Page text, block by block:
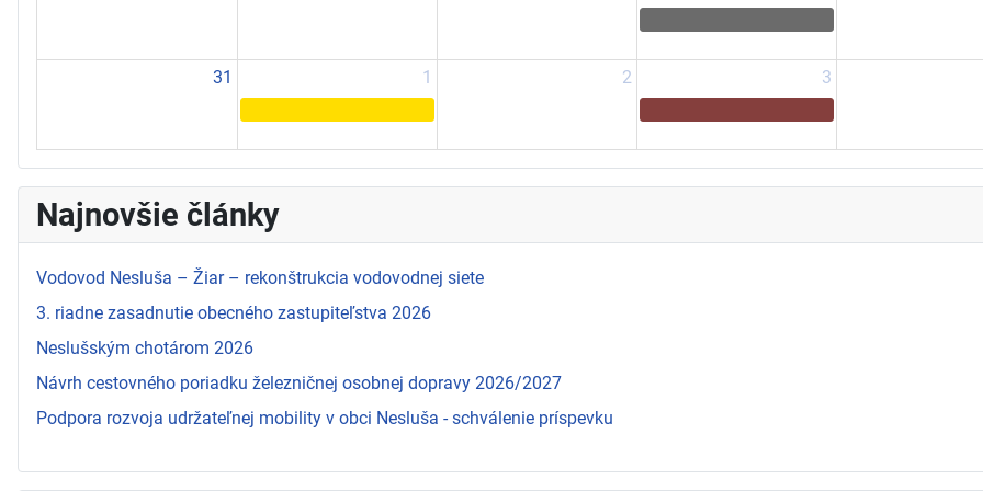
31 1 2 3
Najnovšie články
Vodovod Nesluša – Žiar – rekonštrukcia vodovodnej siete
3. riadne zasadnutie obecného zastupiteľstva 2026
Neslušským chotárom 2026
Návrh cestovného poriadku železničnej osobnej dopravy 2026/2027
Podpora rozvoja udržateľnej mobility v obci Nesluša - schválenie príspevku